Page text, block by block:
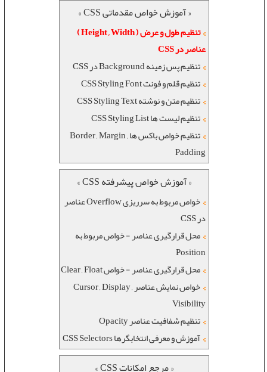
« آموزش خواص مقدماتی CSS »
تنظیم طول و عرض ( Height , Width )
عناصر در CSS
تنظیم پس زمینه Background در CSS
تنظیم قلم و فونت CSS Styling Font
تنظیم متن و نوشته CSS Styling Text
تنظیم لیست ها CSS Styling List
تنظیم خواص باکس ها Border , Margin ,
Padding
« آموزش خواص پیشرفته CSS »
خواص مربوط به سرریزی Overflow عناصر
در CSS
محل قرارگیری عناصر - خواص مربوط به
Position
محل قرارگیری عناصر - خواص Clear , Float
خواص نمایش عناصر Cursor , Display ,
Visibility
تنظیم شفافیت عناصر Opacity
آموزش و معرفی انتخابگرها CSS Selectors
« مرجع امکانات CSS »